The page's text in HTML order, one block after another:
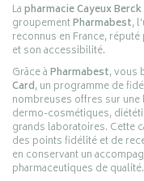
Lapharmacie Cayeux
groupementPharmabest,
reconnus en France,
et son accessibilité.
Grâce àPharmabest, vous
Card, un programme de
nombreuses offres sur
dermo-cosmétiques,
grands laboratoires. Cette
des points fidélité et de
en conservant un
pharmaceutiques de qualité.